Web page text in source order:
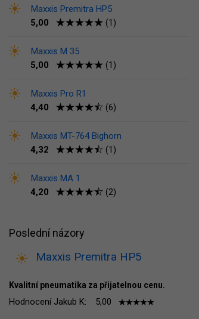
Maxxis Premitra HP5
5,00
(1)
Maxxis M 35
5,00
(1)
Maxxis Pro R1
4,40
(6)
Maxxis MT-764 Bighorn
4,32
(1)
Maxxis MA 1
4,20
(2)
Poslední názory
Maxxis Premitra HP5
Kvalitní pneumatika za přijatelnou cenu.
Hodnocení Jakub K: 5,00